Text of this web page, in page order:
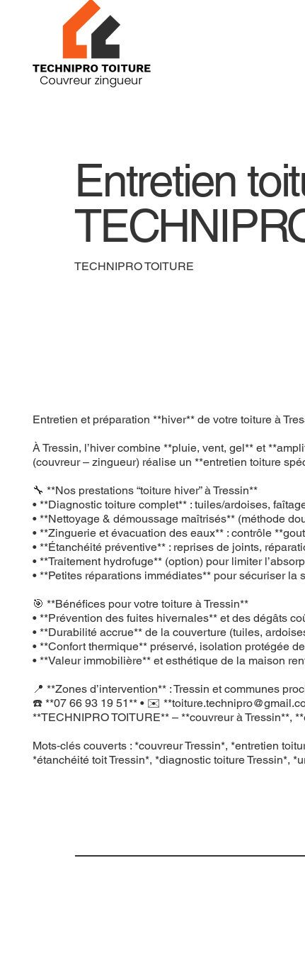
Entretien
TECHNIPRO TOITURE
Entretien et préparation **hiver** de votre toiture à
À Tressin, l’hiver combine **pluie, vent, gel** et
(couvreur – zingueur) réalise un **entretien toiture
🔧 **Nos prestations “toiture hiver” à Tressin**
• **Diagnostic toiture complet** : tuiles/ardoises,
• **Nettoyage & démoussage maîtrisés** (méthode
• **Zinguerie et évacuation des eaux** : contrôle
• **Étanchéité préventive** : reprises de joints,
• **Traitement hydrofuge** (option) pour limiter
• **Petites réparations immédiates** pour sécuriser
🎯 **Bénéfices pour votre toiture à Tressin**
• **Prévention des fuites hivernales** et des dégâts
• **Durabilité accrue** de la couverture (tuiles,
• **Confort thermique** préservé, isolation protégée
• **Valeur immobilière** et esthétique de la maison
📍 **Zones d’intervention** : Tressin et communes
☎️ **07 66 93 19 51** • ✉️ **
**TECHNIPRO TOITURE** – **couvreur à Tressin**,
Mots‑clés couverts : *couvreur Tressin*, *entretien
*étanchéité toit Tressin*, *diagnostic toiture Tressin*,